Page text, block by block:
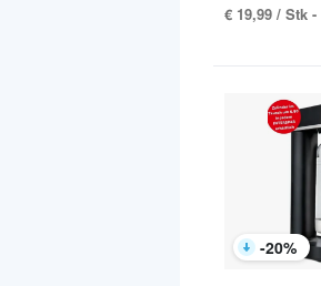
€ 19,99 / Stk -
-20%